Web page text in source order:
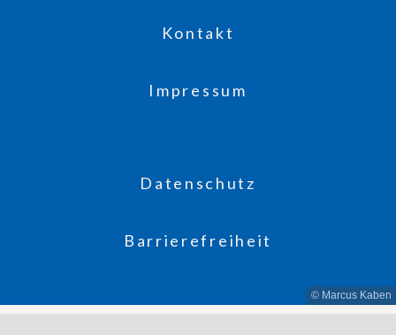
Kontakt
Impressum
Datenschutz
Barrierefreiheit
© Marcus Kaben